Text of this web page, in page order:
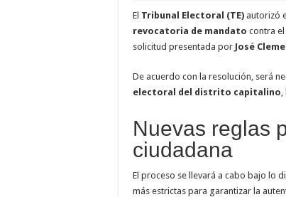
El Tribunal Electoral (TE) autorizó
revocatoria de mandato contra
solicitud presentada por José
De acuerdo con la resolución, será
electoral del distrito capitalino,
Nuevas reglas
ciudadana
El proceso se llevará a cabo bajo lo
más estrictas para garantizar la